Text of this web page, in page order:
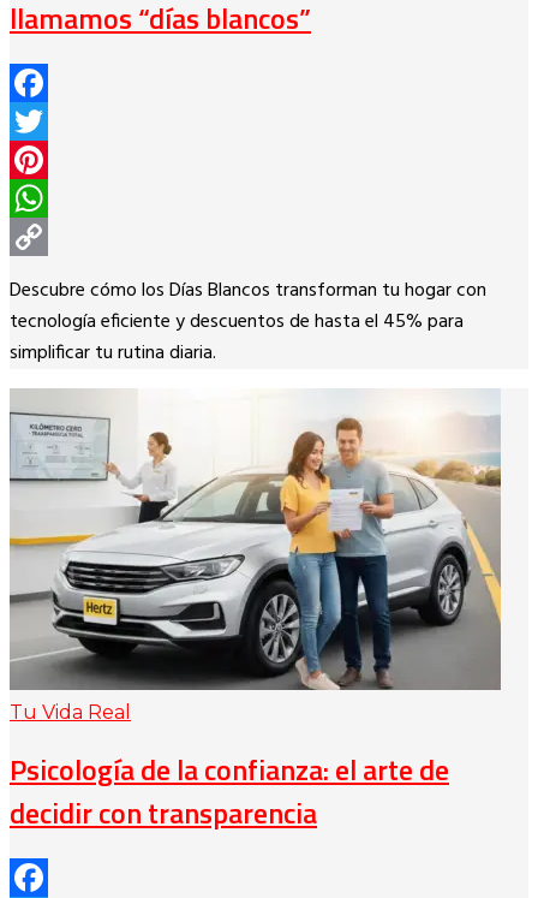
llamamos “días blancos”
Facebook
Twitter
Pinterest
WhatsApp
Copy
Link
Descubre cómo los Días Blancos transforman tu hogar con
tecnología eficiente y descuentos de hasta el 45% para
simplificar tu rutina diaria.
Tu Vida Real
Psicología de la confianza: el arte de
decidir con transparencia